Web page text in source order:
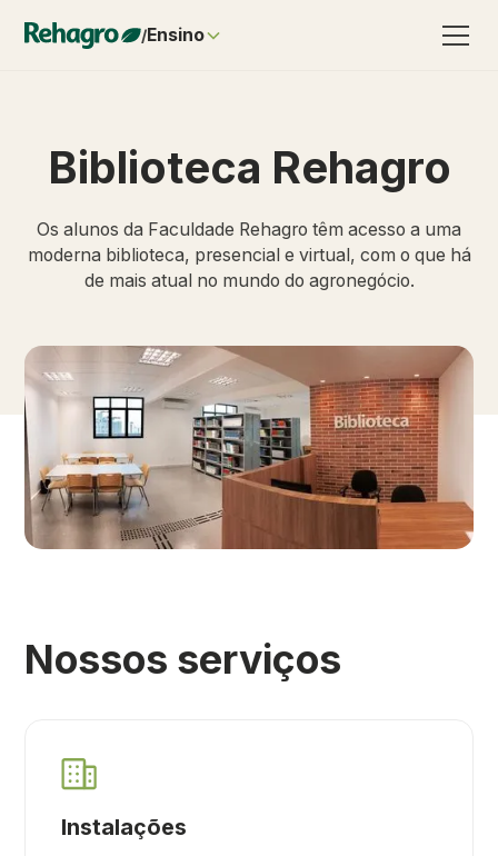
/Ensino
Biblioteca Rehagro
Os alunos da Faculdade Rehagro têm acesso a uma
moderna biblioteca, presencial e virtual, com o que há
de mais atual no mundo do agronegócio.
Nossos serviços
Instalações